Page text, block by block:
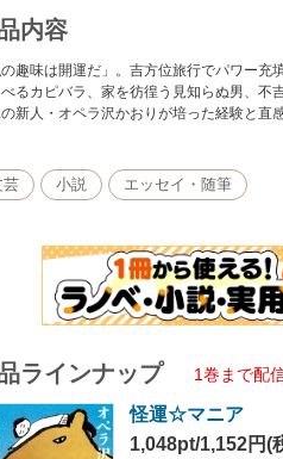
内容
の趣味は開運だ」。吉方位旅行でパワー
べるカピバラ、家を彷徨う見知らぬ男、
新人・オペラ沢かおりが培った経験と直
芸 小説 エッセイ・随筆
ラインナップ 1巻まで配
怪運☆マニア
1,048pt/1,152円(